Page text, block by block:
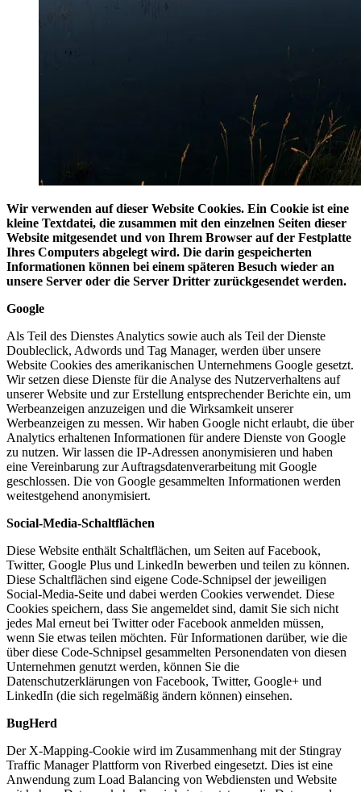
Wir verwenden auf dieser Website Cookies. Ein Cookie ist eine
kleine Textdatei, die zusammen mit den einzelnen Seiten dieser
Website mitgesendet und von Ihrem Browser auf der Festplatte
Ihres Computers abgelegt wird. Die darin gespeicherten
Informationen können bei einem späteren Besuch wieder an
unsere Server oder die Server Dritter zurückgesendet werden.
Google
Als Teil des Dienstes Analytics sowie auch als Teil der Dienste
Doubleclick, Adwords und Tag Manager, werden über unsere
Website Cookies des amerikanischen Unternehmens Google gesetzt.
Wir setzen diese Dienste für die Analyse des Nutzerverhaltens auf
unserer Website und zur Erstellung entsprechender Berichte ein, um
Werbeanzeigen anzuzeigen und die Wirksamkeit unserer
Werbeanzeigen zu messen. Wir haben Google nicht erlaubt, die über
Analytics erhaltenen Informationen für andere Dienste von Google
zu nutzen. Wir lassen die IP-Adressen anonymisieren und haben
eine Vereinbarung zur Auftragsdatenverarbeitung mit Google
geschlossen. Die von Google gesammelten Informationen werden
weitestgehend anonymisiert.
Social-Media-Schaltflächen
Diese Website enthält Schaltflächen, um Seiten auf Facebook,
Twitter, Google Plus und LinkedIn bewerben und teilen zu können.
Diese Schaltflächen sind eigene Code-Schnipsel der jeweiligen
Social-Media-Seite und dabei werden Cookies verwendet. Diese
Cookies speichern, dass Sie angemeldet sind, damit Sie sich nicht
jedes Mal erneut bei Twitter oder Facebook anmelden müssen,
wenn Sie etwas teilen möchten. Für Informationen darüber, wie die
über diese Code-Schnipsel gesammelten Personendaten von diesen
Unternehmen genutzt werden, können Sie die
Datenschutzerklärungen von Facebook, Twitter, Google+ und
LinkedIn (die sich regelmäßig ändern können) einsehen.
BugHerd
Der X-Mapping-Cookie wird im Zusammenhang mit der Stingray
Traffic Manager Plattform von Riverbed eingesetzt. Dies ist eine
Anwendung zum Load Balancing von Webdiensten und Website